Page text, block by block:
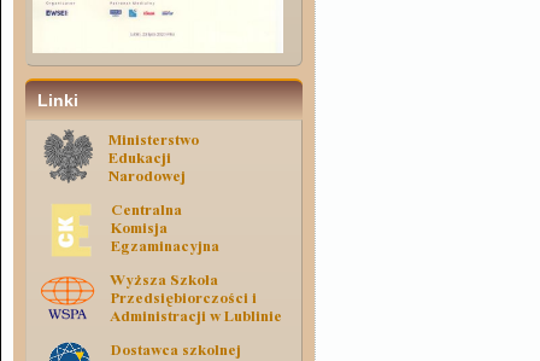
Linki